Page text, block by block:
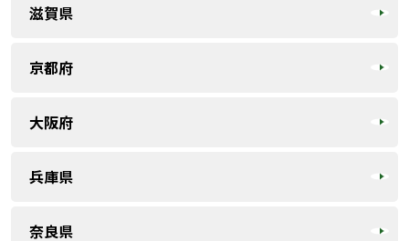
滋賀県
京都府
大阪府
兵庫県
奈良県